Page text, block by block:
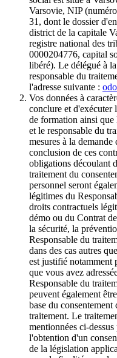
Varsovie, NIP
31, dont le dossier
district de la capitale
registre national des
0000204776, capital
libéré). Le délégué à
responsable du
l'adresse suivante :
Vos données à
conclure et d'exécuter
de formation ainsi que
et le responsable du
mesures à la
conclusion de ces
obligations découlant
traitement du
personnel seront
légitimes du
droits contractuels
démo ou du Contrat
la sécurité, la
Responsable du
dans des cas autres
est justifié notamment
que vous avez
Responsable du
peuvent également
base du
traitement. Le
mentionnées ci-
l'obtention d'un
de la législation